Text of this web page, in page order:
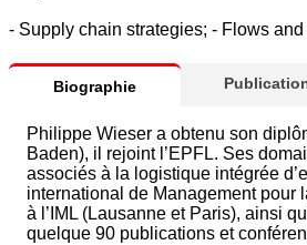
- Supply chain strategies; - Flows
Biographie
Philippe Wieser a obtenu son
Baden), il rejoint l’EPFL. Ses
associés à la logistique intégrée
international de Management pour
à l’IML (Lausanne et Paris), ainsi
quelque 90 publications et